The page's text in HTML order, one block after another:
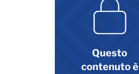
Questo
contenuto è